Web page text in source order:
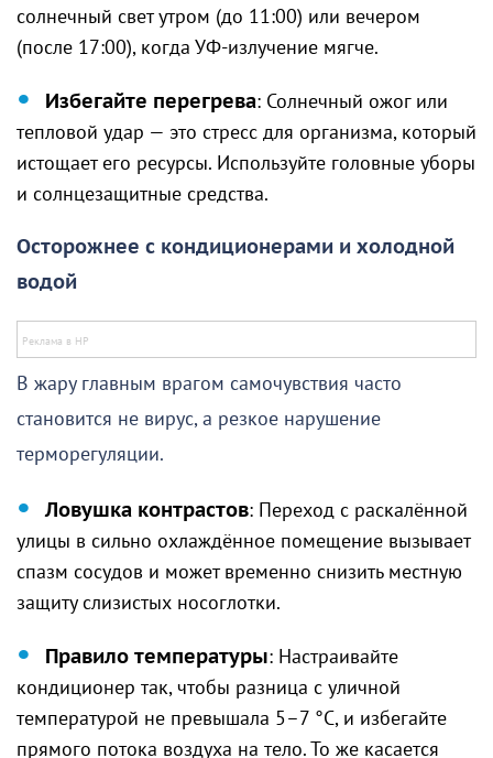
солнечный свет утром (до 11:00) или вечером
(после 17:00), когда УФ-излучение мягче.
Избегайте перегрева: Солнечный ожог или
тепловой удар — это стресс для организма, который
истощает его ресурсы. Используйте головные уборы
и солнцезащитные средства.
Осторожнее с кондиционерами и холодной
водой
В жару главным врагом самочувствия часто
становится не вирус, а резкое нарушение
терморегуляции.
Ловушка контрастов: Переход с раскалённой
улицы в сильно охлаждённое помещение вызывает
спазм сосудов и может временно снизить местную
защиту слизистых носоглотки.
Правило температуры: Настраивайте
кондиционер так, чтобы разница с уличной
температурой не превышала 5–7 °C, и избегайте
прямого потока воздуха на тело. То же касается